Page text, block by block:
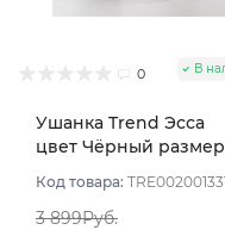
0 В
Ушанка Trend Эсса
цвет Чёрный размер
Код товара:
3 899Руб.